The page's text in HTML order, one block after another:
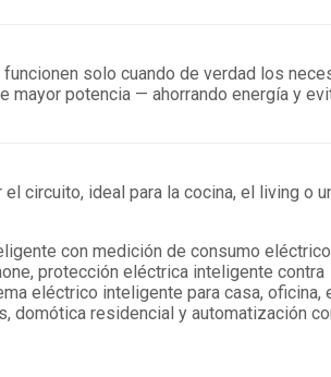
solo cuando de verdad los
potencia — ahorrando energía y
circuito, ideal para la cocina, el living o
con medición de consumo
protección eléctrica inteligente contra
eléctrico inteligente para casa, oficina,
domótica residencial y automatización